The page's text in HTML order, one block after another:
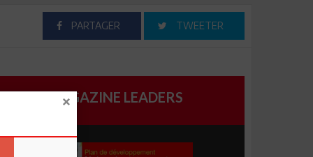
PARTAGER TWEETER
MAGAZINE LEADERS